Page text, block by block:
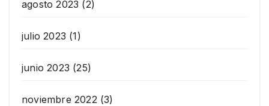
agosto 2023 (2)
julio 2023 (1)
junio 2023 (25)
noviembre 2022 (3)